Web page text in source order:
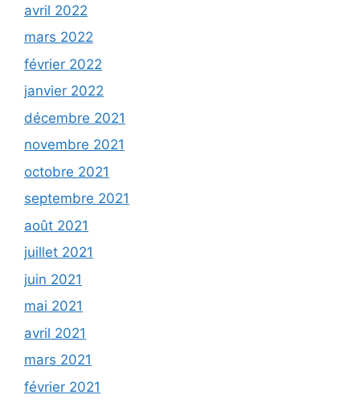
avril 2022
mars 2022
février 2022
janvier 2022
décembre 2021
novembre 2021
octobre 2021
septembre 2021
août 2021
juillet 2021
juin 2021
mai 2021
avril 2021
mars 2021
février 2021